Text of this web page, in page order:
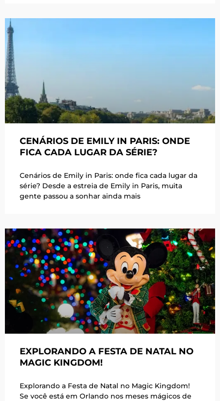
CENÁRIOS DE EMILY IN PARIS: ONDE
FICA CADA LUGAR DA SÉRIE?
Cenários de Emily in Paris: onde fica cada lugar da
série? Desde a estreia de Emily in Paris, muita
gente passou a sonhar ainda mais
EXPLORANDO A FESTA DE NATAL NO
MAGIC KINGDOM!
Explorando a Festa de Natal no Magic Kingdom!
Se você está em Orlando nos meses mágicos de